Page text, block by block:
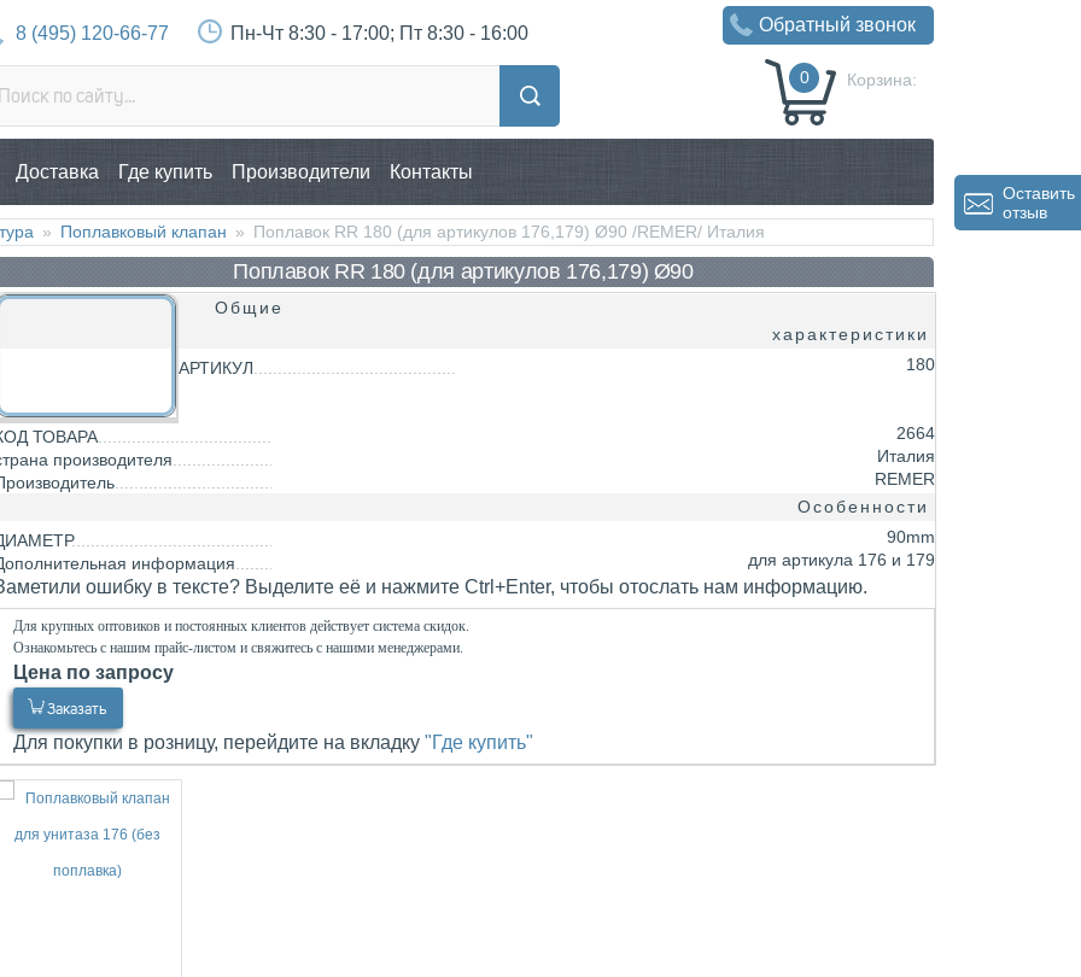
Корзина:
0
8 (495) 120-66-77 Пн-Чт 8:30 - 17:00; Пт 8:30 - 16:00 Обратный звонок
Доставка Где купить Производители Контакты
» Поплавковый клапан » Поплавок RR 180 (для артикулов 176,179) Ø90 /REMER/ Италия
Поплавок RR 180 (для артикулов 176,179) Ø90
Общие
характеристики
АРТИКУЛ
180
ТОВАРА
2664
производителя
Италия
REMER
Особенности
90mm
информация
для артикула 176 и 179
ошибку в тексте? Выделите её и нажмите Ctrl+Enter, чтобы отослать нам информацию.
Для крупных оптовиков и постоянных клиентов действует система скидок.
Ознакомьтесь с нашим прайс-листом и свяжитесь с нашими менеджерами.
Цена по запросу
Заказать
Для покупки в розницу, перейдите на вкладку "Где купить"
Оставить
отзыв